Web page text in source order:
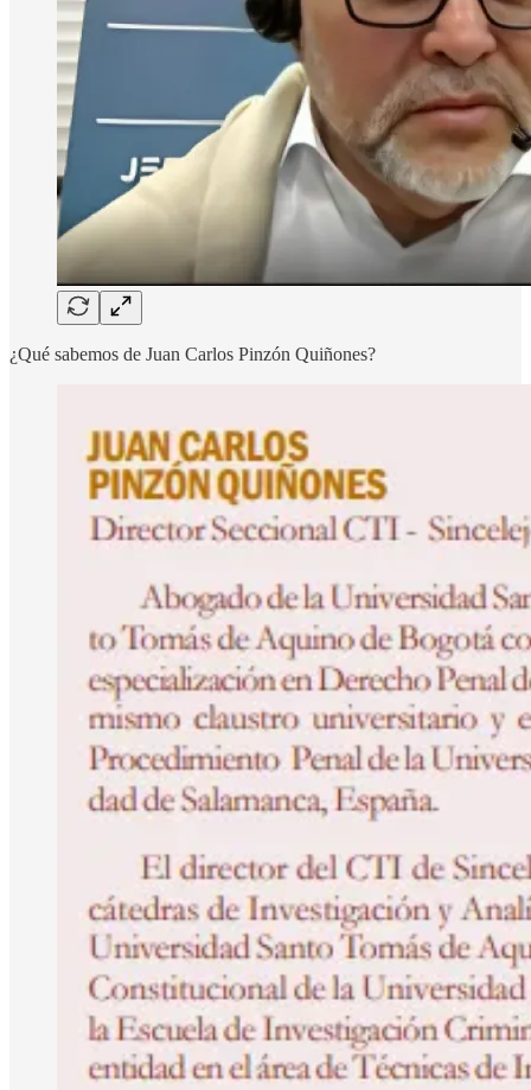
¿Qué sabemos de Juan Carlos Pinzón Quiñones?